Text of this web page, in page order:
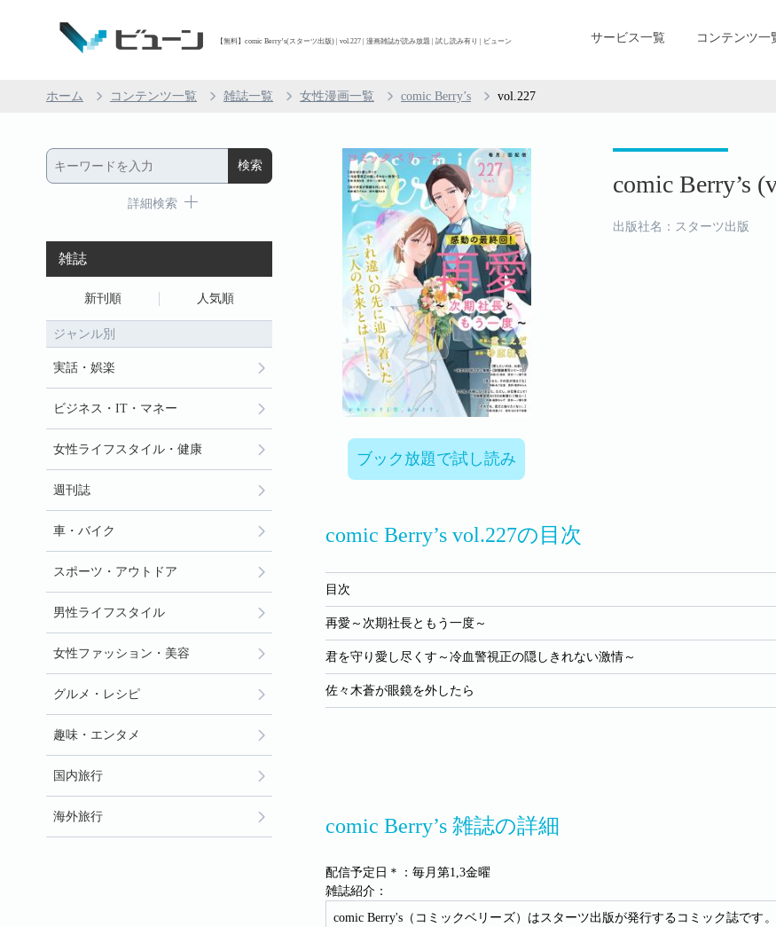
【無料】comic Berry’s(スターツ出版) | vol.227 | 漫画雑誌が読み放題 | 試し読み有り | ビューン サービス一覧 コンテンツ一
ホーム コンテンツ一覧 雑誌一覧 女性漫画一覧 comic Berry’s vol.227
ブック放題で試し読み
comic Berry’s
出版社名：スターツ出版
comic Berry’s vol.227の目次
目次
再愛～次期社長ともう一度～
君を守り愛し尽くす～冷血警視正の隠しきれない激情～
佐々木蒼が眼鏡を外したら
comic Berry’s 雑誌の詳細
配信予定日＊：毎月第1,3金曜
雑誌紹介：
comic Berry's（コミックベリーズ）はスターツ出版が発行するコミック誌で
詳細検索
雑誌
新刊順 人気順
ジャンル別
実話・娯楽
ビジネス・IT・マネー
女性ライフスタイル・健康
週刊誌
車・バイク
スポーツ・アウトドア
男性ライフスタイル
女性ファッション・美容
グルメ・レシピ
趣味・エンタメ
国内旅行
海外旅行